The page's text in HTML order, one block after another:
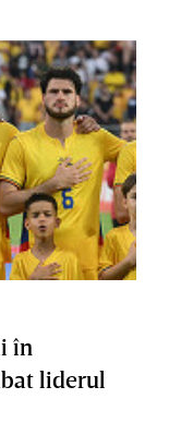
în
liderul